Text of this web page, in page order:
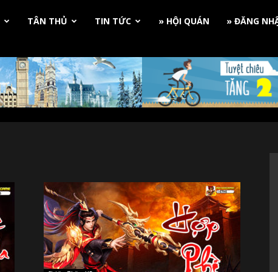
TÂN THỦ TIN TỨC » HỘI QUÁN » ĐĂNG